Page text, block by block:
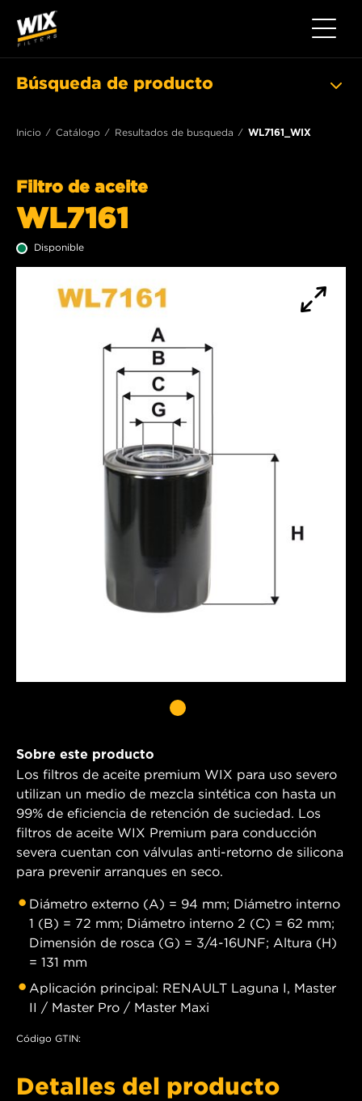
Toggle
Búsqueda de producto
Inicio Catálogo Resultados de busqueda WL7161_WIX
Filtro de aceite
WL7161
Disponible
Sobre este producto
Los filtros de aceite premium WIX para uso severo
utilizan un medio de mezcla sintética con hasta un
99% de eficiencia de retención de suciedad. Los
filtros de aceite WIX Premium para conducción
severa cuentan con válvulas anti-retorno de silicona
para prevenir arranques en seco.
Diámetro externo (A) = 94 mm; Diámetro interno
1 (B) = 72 mm; Diámetro interno 2 (C) = 62 mm;
Dimensión de rosca (G) = 3/4-16UNF; Altura (H)
= 131 mm
Aplicación principal: RENAULT Laguna I, Master
II / Master Pro / Master Maxi
Código GTIN:
Detalles del producto